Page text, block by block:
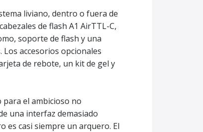
liviano, dentro o fuera de
de flash A1 AirTTL-C,
soporte de flash y una
accesorios opcionales
de rebote, un kit de gel y
el ambicioso no
una interfaz demasiado
es casi siempre un arquero. El